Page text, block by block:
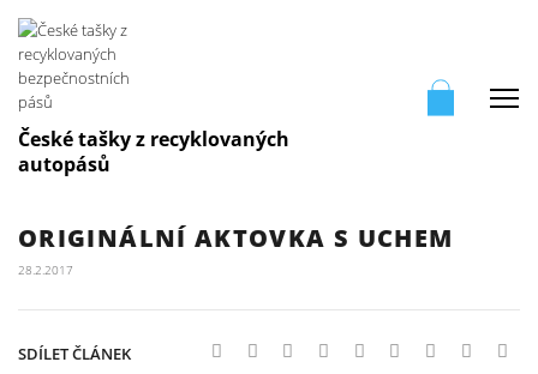
České tašky z recyklovaných
autopásů
ORIGINÁLNÍ AKTOVKA S UCHEM
28.2.2017
SDÍLET ČLÁNEK